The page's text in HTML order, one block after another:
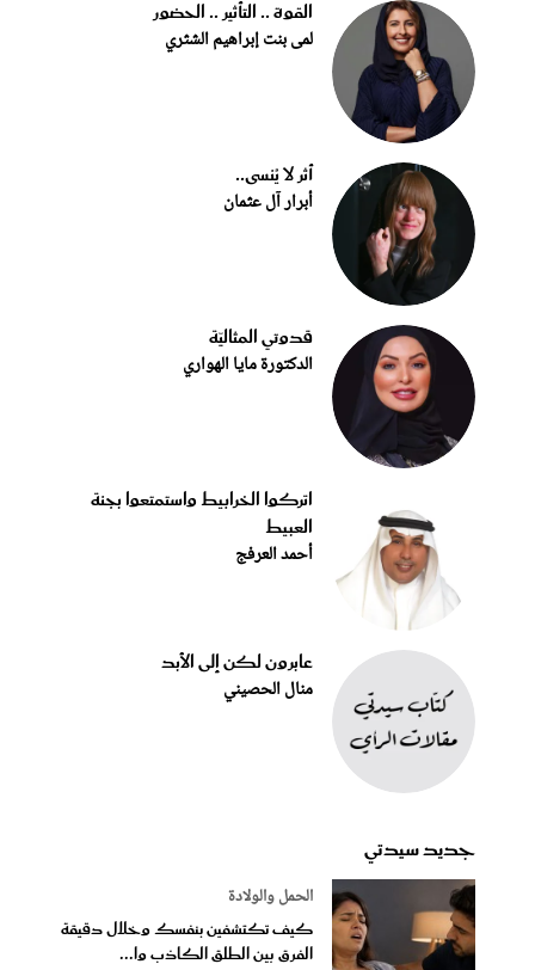
القوة .. التأثير .. الحضور
لمى بنت إبراهيم الشثري
أثر لا يُنسى..
أبرار آل عثمان
قدوتي المثاليّة
الدكتورة مايا الهواري
اتركوا الخرابيط واستمتعوا بجنة
العبيط
أحمد العرفج
عابرون لكن إلى الأبد
منال الحصيني
جديد سيدتي
الحمل والولادة
كيف تكتشفين بنفسك وخلال دقيقة
الفرق بين الطلق الكاذب وا...